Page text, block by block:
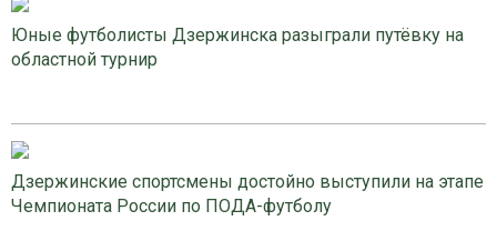
Юные футболисты Дзержинска разыграли путёвку на
областной турнир
Дзержинские спортсмены достойно выступили на этапе
Чемпионата России по ПОДА-футболу